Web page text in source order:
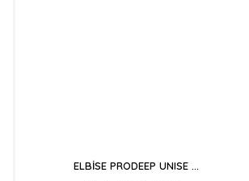
ELBİSE PRODEEP UNISE ...